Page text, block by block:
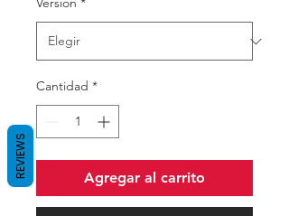
Cantidad *
Agregar al carrito
REVIEWS